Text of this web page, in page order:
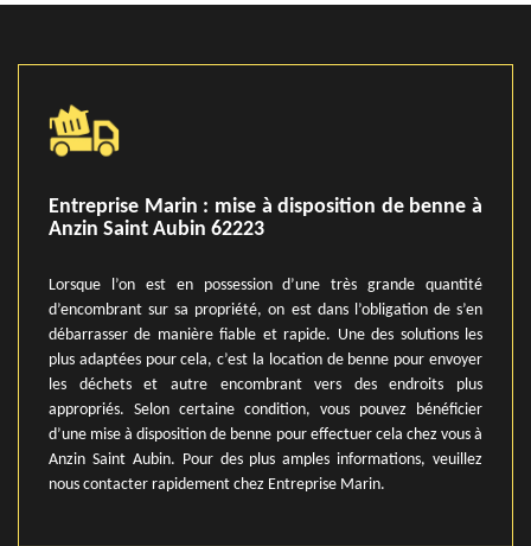
Entreprise Marin : mise à disposition de benne à
Anzin Saint Aubin 62223
Lorsque l’on est en possession d’une très grande quantité
d’encombrant sur sa propriété, on est dans l’obligation de s’en
débarrasser de manière fiable et rapide. Une des solutions les
plus adaptées pour cela, c’est la location de benne pour envoyer
les déchets et autre encombrant vers des endroits plus
appropriés. Selon certaine condition, vous pouvez bénéficier
d’une mise à disposition de benne pour effectuer cela chez vous à
Anzin Saint Aubin. Pour des plus amples informations, veuillez
nous contacter rapidement chez Entreprise Marin.